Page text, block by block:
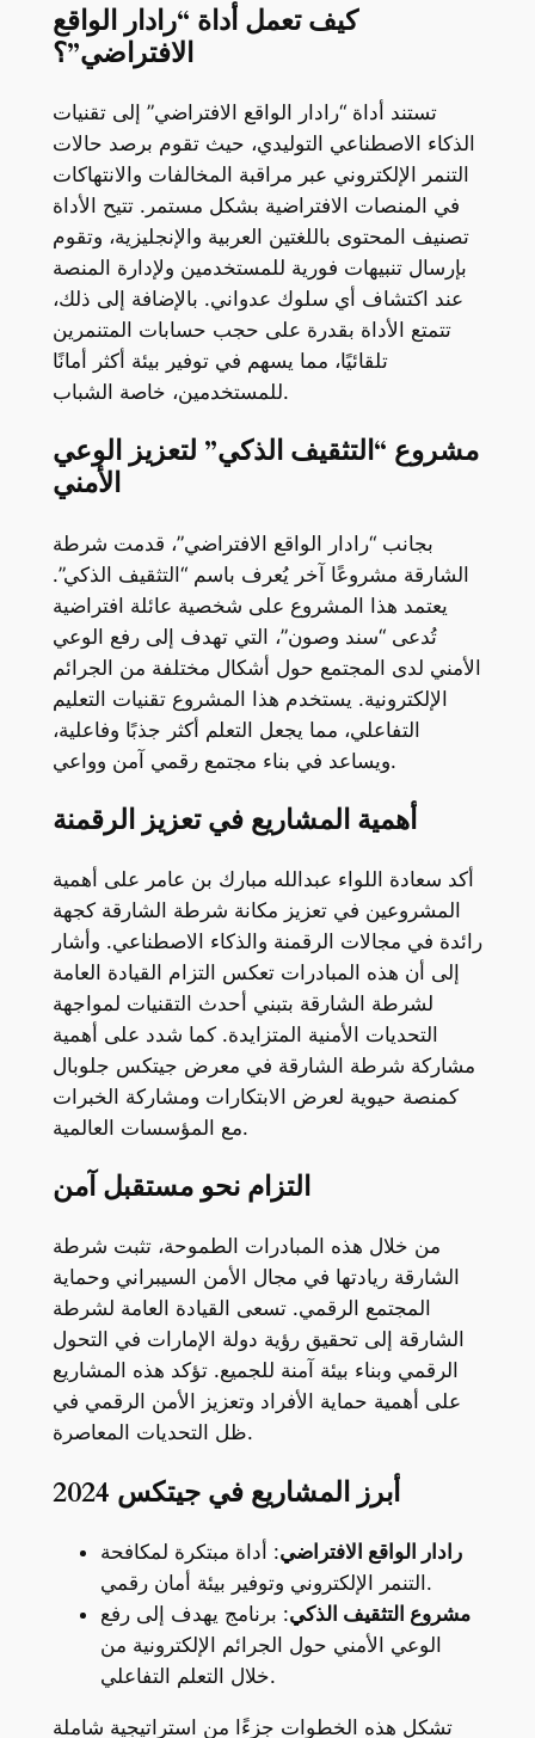
كيف تعمل أداة “رادار الواقع
الافتراضي”؟
تستند أداة “رادار الواقع الافتراضي” إلى تقنيات
الذكاء الاصطناعي التوليدي، حيث تقوم برصد حالات
التنمر الإلكتروني عبر مراقبة المخالفات والانتهاكات
في المنصات الافتراضية بشكل مستمر. تتيح الأداة
تصنيف المحتوى باللغتين العربية والإنجليزية، وتقوم
بإرسال تنبيهات فورية للمستخدمين ولإدارة المنصة
عند اكتشاف أي سلوك عدواني. بالإضافة إلى ذلك،
تتمتع الأداة بقدرة على حجب حسابات المتنمرين
تلقائيًا، مما يسهم في توفير بيئة أكثر أمانًا
للمستخدمين، خاصة الشباب.
مشروع “التثقيف الذكي” لتعزيز الوعي
الأمني
بجانب “رادار الواقع الافتراضي”، قدمت شرطة
الشارقة مشروعًا آخر يُعرف باسم “التثقيف الذكي”.
يعتمد هذا المشروع على شخصية عائلة افتراضية
تُدعى “سند وصون”، التي تهدف إلى رفع الوعي
الأمني لدى المجتمع حول أشكال مختلفة من الجرائم
الإلكترونية. يستخدم هذا المشروع تقنيات التعليم
التفاعلي، مما يجعل التعلم أكثر جذبًا وفاعلية،
ويساعد في بناء مجتمع رقمي آمن وواعي.
أهمية المشاريع في تعزيز الرقمنة
أكد سعادة اللواء عبدالله مبارك بن عامر على أهمية
المشروعين في تعزيز مكانة شرطة الشارقة كجهة
رائدة في مجالات الرقمنة والذكاء الاصطناعي. وأشار
إلى أن هذه المبادرات تعكس التزام القيادة العامة
لشرطة الشارقة بتبني أحدث التقنيات لمواجهة
التحديات الأمنية المتزايدة. كما شدد على أهمية
مشاركة شرطة الشارقة في معرض جيتكس جلوبال
كمنصة حيوية لعرض الابتكارات ومشاركة الخبرات
مع المؤسسات العالمية.
التزام نحو مستقبل آمن
من خلال هذه المبادرات الطموحة، تثبت شرطة
الشارقة ريادتها في مجال الأمن السيبراني وحماية
المجتمع الرقمي. تسعى القيادة العامة لشرطة
الشارقة إلى تحقيق رؤية دولة الإمارات في التحول
الرقمي وبناء بيئة آمنة للجميع. تؤكد هذه المشاريع
على أهمية حماية الأفراد وتعزيز الأمن الرقمي في
ظل التحديات المعاصرة.
أبرز المشاريع في جيتكس 2024
رادار الواقع الافتراضي: أداة مبتكرة لمكافحة
التنمر الإلكتروني وتوفير بيئة أمان رقمي.
مشروع التثقيف الذكي: برنامج يهدف إلى رفع
الوعي الأمني حول الجرائم الإلكترونية من
خلال التعلم التفاعلي.
تشكل هذه الخطوات جزءًا من استراتيجية شاملة